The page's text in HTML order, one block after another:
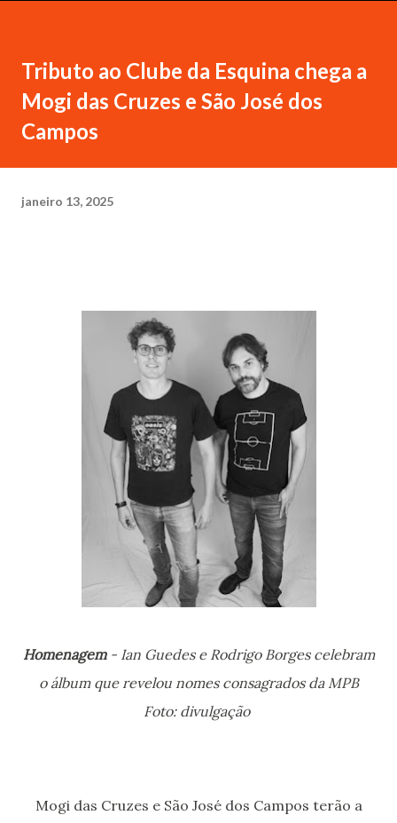
Tributo ao Clube da Esquina chega a
Mogi das Cruzes e São José dos
Campos
janeiro 13, 2025
Homenagem- Ian Guedes e Rodrigo Borges celebram
o álbum que revelou nomes consagrados da MPB
Foto: divulgação
Mogi das Cruzes e São José dos Campos terão a